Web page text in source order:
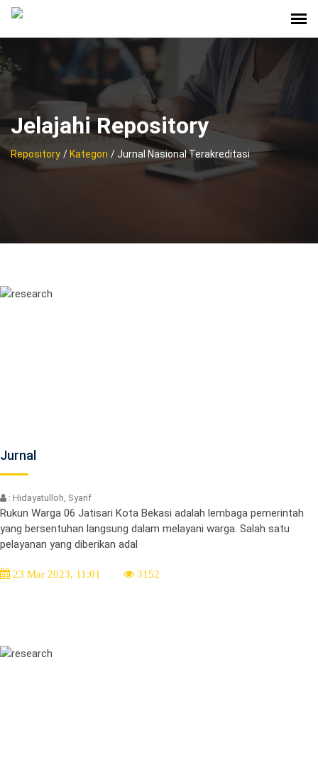
Jelajahi Repository
Repository / Kategori / Jurnal Nasional Terakreditasi
Jurnal
: Hidayatulloh, Syarif
Rukun Warga 06 Jatisari Kota Bekasi adalah lembaga pemerintah
yang bersentuhan langsung dalam melayani warga. Salah satu
pelayanan yang diberikan adal
23 Mar 2023, 11:01 3152